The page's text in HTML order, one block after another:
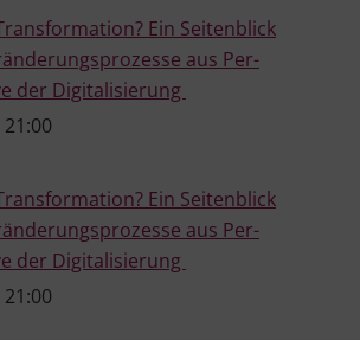
Ein Sei­ten­blick
aus Per­
der Digitalisierung
21:00
Ein Sei­ten­blick
aus Per­
der Digitalisierung
21:00